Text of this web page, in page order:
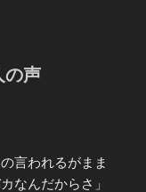
の声
言われるがまま
なんだからさ」